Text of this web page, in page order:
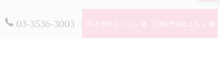
03-3536-3003 Web予約はこちら LINE予約はこちら
© 2026 東京都江東区の内科ならたかすな内科・胃腸内科クリニック ALL
RIGHTS RESERVED.